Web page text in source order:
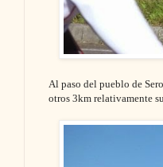
Al paso del pueblo de
otros 3km relativamente